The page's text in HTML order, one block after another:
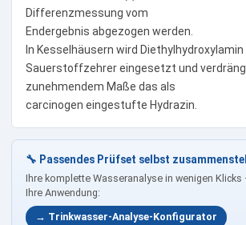
Differenzmessung vom
Endergebnis abgezogen werden.
In Kesselhäusern wird Diethylhydroxylamin
Sauerstoffzehrer eingesetzt und
zunehmendem Maße das als
carcinogen eingestufte Hydrazin.
🔧 Passendes Prüfset selbst
Ihre komplette Wasseranalyse in wenigen
Ihre Anwendung:
→ Trinkwasser-Analyse-Konfigurator